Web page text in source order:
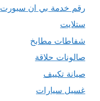
رقم خدمة بي ان سبورت
ستلايت
شفاطات مطابخ
صالونات حلاقة
صيانة تكييف
غسيل سيارات